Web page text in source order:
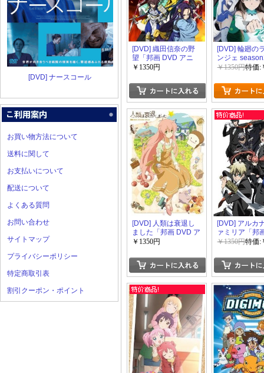
[DVD] ナースコール
お買い物方法について
送料に関して
お支払いについて
配送について
よくある質問
お問い合わせ
サイトマップ
プライバシーポリシー
特定商取引表
割引クーポン・ポイント
[DVD] 織田信奈の野
望「邦画 DVD アニ
メ」
￥1350円
[DVD] 輪廻の
ンジェ
画 DVD アニ
￥1350円特価:
[DVD] 人類は衰退し
ました「邦画 DVD ア
ニメ」
￥1350円
[DVD] アルカ
ァミリア「邦
アニメ」
￥1350円特価: